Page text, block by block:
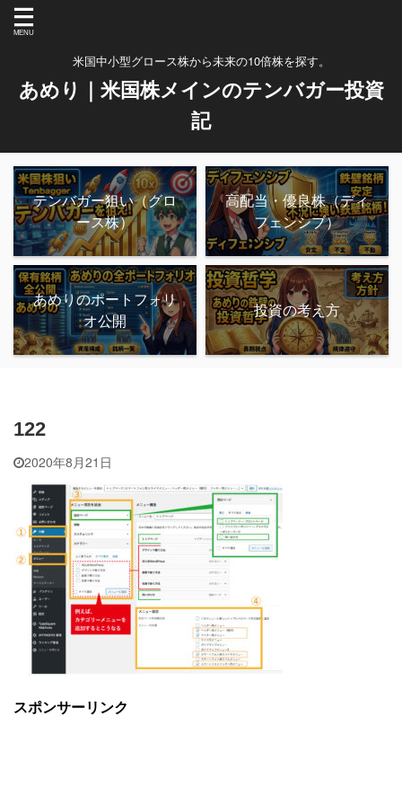
米国中小型グロース株から未来の10倍株を探す。
あめり｜米国株メインのテンバガー投資
記
テンバガー狙い（グロ
ース株）
高配当・優良株（ディ
フェンシブ）
あめりのポートフォリ
オ公開
投資の考え方
122
2020年8月21日
スポンサーリンク